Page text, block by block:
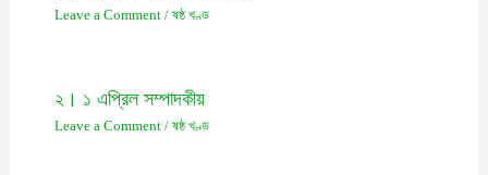
Leave a Comment / ষষ্ঠ খণ্ড
২। ১ এপ্রিল সম্পাদকীয়
Leave a Comment / ষষ্ঠ খণ্ড